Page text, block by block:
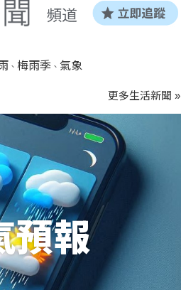
、 梅雨季 、 氣象
更多生活新聞 »
預報